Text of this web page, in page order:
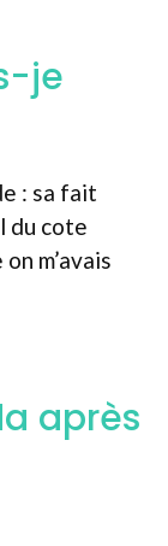
je
: sa fait
du cote
m’avais
après